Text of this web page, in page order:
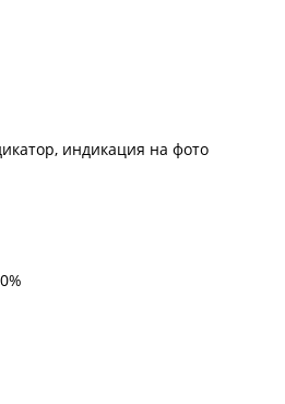
индикация на фото